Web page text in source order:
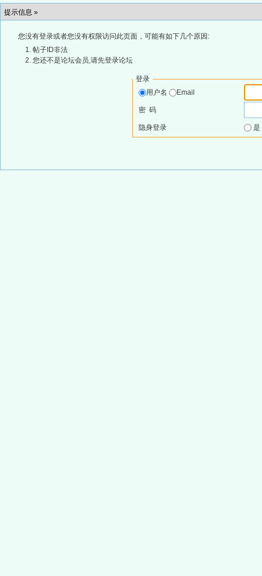
提示信息 »
您没有登录或者您没有权限访问此页面，可能有如下几个原因:
帖子ID非法
您还不是论坛会员,请先登录论坛
登录
用户名
Email
密 码
隐身登录